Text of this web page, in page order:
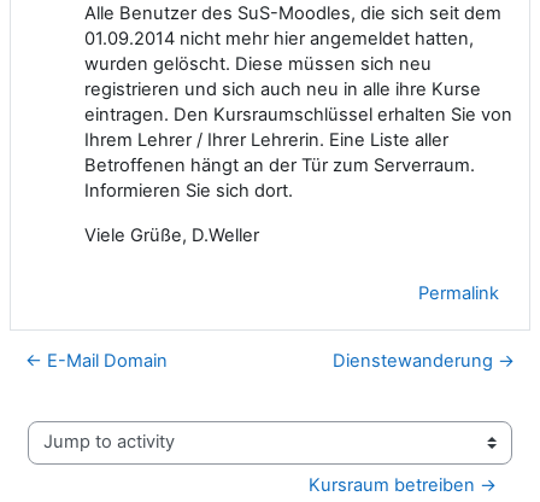
Alle Benutzer des SuS-Moodles, die sich seit dem
01.09.2014 nicht mehr hier angemeldet hatten,
wurden gelöscht. Diese müssen sich neu
registrieren und sich auch neu in alle ihre Kurse
eintragen. Den Kursraumschlüssel erhalten Sie von
Ihrem Lehrer / Ihrer Lehrerin. Eine Liste aller
Betroffenen hängt an der Tür zum Serverraum.
Informieren Sie sich dort.
Viele Grüße, D.Weller
Permalink
← E-Mail Domain Dienstewanderung →
Jump to activity
Kursraum betreiben →